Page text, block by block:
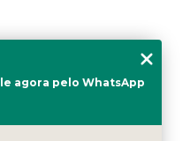
agora pelo WhatsApp